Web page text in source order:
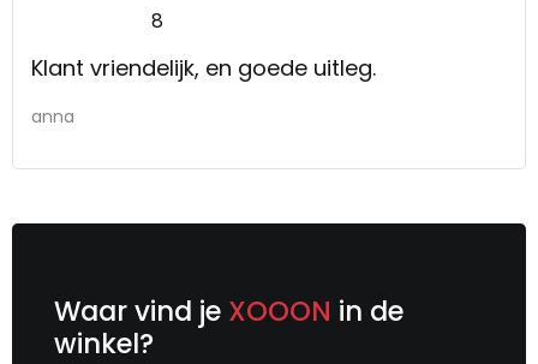
8
Klant vriendelijk, en goede uitleg.
anna
Waar vind je XOOON in de
winkel?